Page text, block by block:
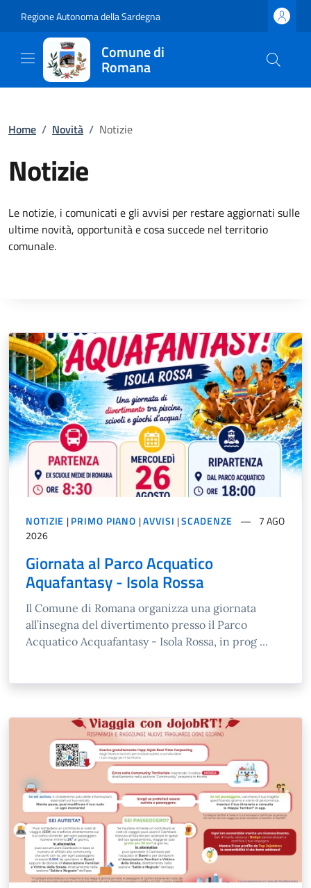
Regione Autonoma della Sardegna
Comune di
Romana
Home / Novità / Notizie
Notizie
Le notizie, i comunicati e gli avvisi per restare aggiornati sulle
ultime novità, opportunità e cosa succede nel territorio
comunale.
NOTIZIE |PRIMO PIANO |AVVISI |SCADENZE
7 AGO
2026
Giornata al Parco Acquatico
Aquafantasy - Isola Rossa
Il Comune di Romana organizza una giornata
all’insegna del divertimento presso il Parco
Acquatico Acquafantasy - Isola Rossa, in prog ...